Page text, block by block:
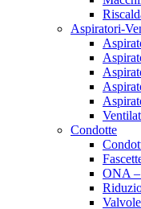
Milwaukee
Movida
Mr. Hide
Nanolux
NanoTech
Neem Italia
Neptune
Neutralizer
NidoPro
Nirvana
No Border
NoGoo
NoName
Aspiratori-
Condotte
ONA –